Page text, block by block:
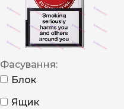
Фасування:
Блок
Ящик